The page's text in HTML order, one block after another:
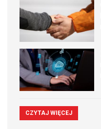
CZYTAJ WIĘCEJ